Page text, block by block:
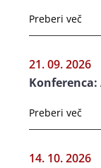
Preberi več
21. 09. 2026
Konferenca:
Preberi več
14. 10. 2026